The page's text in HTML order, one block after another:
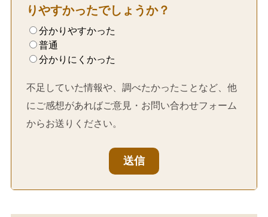
りやすかったでしょうか？
分かりやすかった
普通
分かりにくかった
不足していた情報や、調べたかったことなど、他
にご感想があればご意見・お問い合わせフォーム
からお送りください。
送信